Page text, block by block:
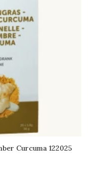
Curcuma 122025